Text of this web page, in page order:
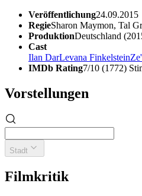
Veröffentlichung24.09.2015
RegieSharon Maymon, Tal
ProduktionDeutschland
Cast
Ilan DarLevana Finkelstein
IMDb Rating7/10 (1772)
Vorstellungen
Stadt
Filmkritik